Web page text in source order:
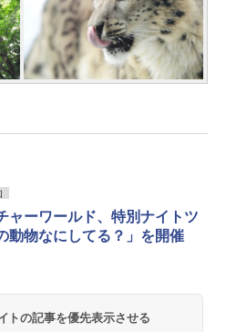
ャーワールド、特別ナイトツ
動物なにしてる？」を開催
トの記事を優先表示させる